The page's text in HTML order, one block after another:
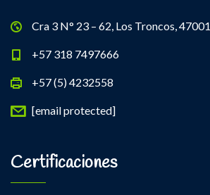
Cra 3 N° 23 – 62, Los Troncos, 47001
+57 318 7497666
+57 (5) 4232558
[email protected]
Certificaciones